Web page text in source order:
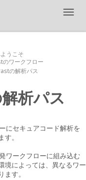
うこそ
ワークフロー
の解析パス
析パス
にセキュアコード解析を
。
ワークフローに組み込む
境によっては、異なるワー
す。